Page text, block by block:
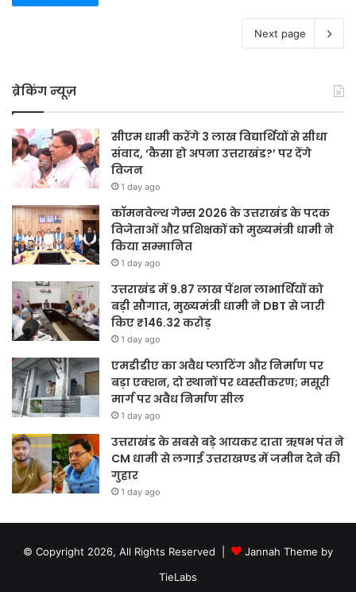
Next page
ब्रेकिंग न्यूज़
सीएम धामी करेंगे 3 लाख विद्यार्थियों से सीधा
संवाद, ‘कैसा हो अपना उत्तराखंड?’ पर देंगे
विजन
1 day ago
कॉमनवेल्थ गेम्स 2026 के उत्तराखंड के पदक
विजेताओं और प्रशिक्षकों को मुख्यमंत्री धामी ने
किया सम्मानित
1 day ago
उत्तराखंड में 9.87 लाख पेंशन लाभार्थियों को
बड़ी सौगात, मुख्यमंत्री धामी ने DBT से जारी
किए ₹146.32 करोड़
1 day ago
एमडीडीए का अवैध प्लाटिंग और निर्माण पर
बड़ा एक्शन, दो स्थानों पर ध्वस्तीकरण; मसूरी
मार्ग पर अवैध निर्माण सील
1 day ago
उत्तराखंड के सबसे बड़े आयकर दाता ऋषभ पंत ने
CM धामी से लगाई उत्तराखण्ड में जमीन देने की
गुहार
1 day ago
© Copyright 2026, All Rights Reserved |
Jannah Theme by
TieLabs